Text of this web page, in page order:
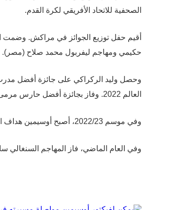
الصحفية للاتحاد الأفريقي لكرة القدم.
أقيم حفل توزيع الجوائز في مراكش.
حكيمي ومهاجم ليفربول محمد صلاح (مصر).
وحصل وليد الركراكي على جائزة أفضل
العالم 2022. وفاز بجائزة أفضل حارس مرمى حارس مرمى المنتخب المغربي والهلال السعودي ياسين بونو.
وفي موسم 2022/23، أصبح أوسيمين هداف الدوري الإيطالي، حيث سجل 26 هدفا في 32 مباراة.
وفي العام الماضي، فاز المهاجم السنغالي